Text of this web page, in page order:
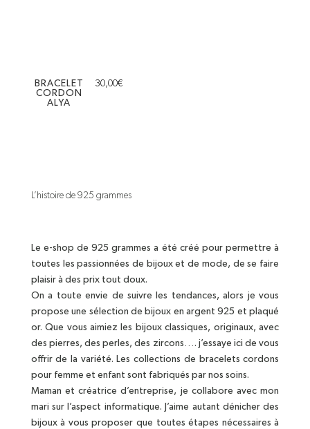
BRACELET
CORDON
ALYA
30,00€
L’histoire de 925 grammes
Le e-shop de 925 grammes a été créé pour permettre à
toutes les passionnées de bijoux et de mode, de se faire
plaisir à des prix tout doux.
On a toute envie de suivre les tendances, alors je vous
propose une sélection de bijoux en argent 925 et plaqué
or. Que vous aimiez les bijoux classiques, originaux, avec
des pierres, des perles, des zircons…. j’essaye ici de vous
offrir de la variété. Les collections de bracelets cordons
pour femme et enfant sont fabriqués par nos soins.
Maman et créatrice d’entreprise, je collabore avec mon
mari sur l’aspect informatique. J’aime autant dénicher des
bijoux à vous proposer que toutes étapes nécessaires à